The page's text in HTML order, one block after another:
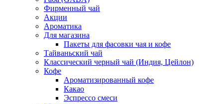
Фирменный чай
Акции
Ароматика
Для магазина
Пакеты для фасовки чая и кофе
Тайваньский чай
Классический черный чай (Индия, Цейлон)
Кофе
Ароматизированный кофе
Какао
Эспрессо смеси